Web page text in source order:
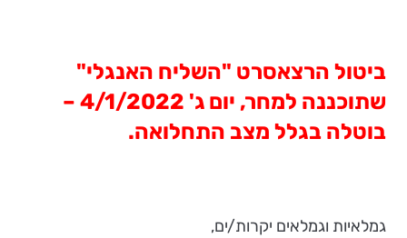
ביטול הרצאסרט "השליח האנגלי"
שתוכננה למחר, יום ג' 4/1/2022 –
בוטלה בגלל מצב התחלואה.
גמלאיות וגמלאים יקרות/ים,